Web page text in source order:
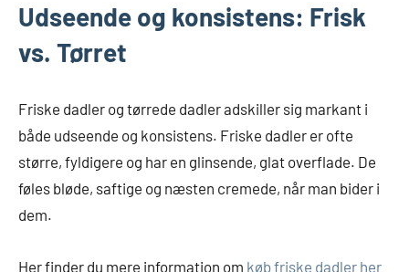
Udseende og konsistens: Frisk
vs. Tørret
Friske dadler og tørrede dadler adskiller sig markant i
både udseende og konsistens. Friske dadler er ofte
større, fyldigere og har en glinsende, glat overflade. De
føles bløde, saftige og næsten cremede, når man bider i
dem.
Her finder du mere information om køb friske dadler her